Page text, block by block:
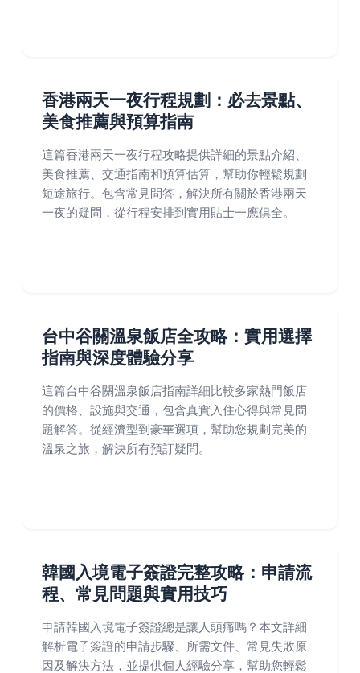
香港兩天一夜行程規劃：必去景點、
美食推薦與預算指南
這篇香港兩天一夜行程攻略提供詳細的景點介紹、
美食推薦、交通指南和預算估算，幫助你輕鬆規劃
短途旅行。包含常見問答，解決所有關於香港兩天
一夜的疑問，從行程安排到實用貼士一應俱全。
台中谷關溫泉飯店全攻略：實用選擇
指南與深度體驗分享
這篇台中谷關溫泉飯店指南詳細比較多家熱門飯店
的價格、設施與交通，包含真實入住心得與常見問
題解答。從經濟型到豪華選項，幫助您規劃完美的
溫泉之旅，解決所有預訂疑問。
韓國入境電子簽證完整攻略：申請流
程、常見問題與實用技巧
申請韓國入境電子簽證總是讓人頭痛嗎？本文詳細
解析電子簽證的申請步驟、所需文件、常見失敗原
因及解決方法，並提供個人經驗分享，幫助您輕鬆